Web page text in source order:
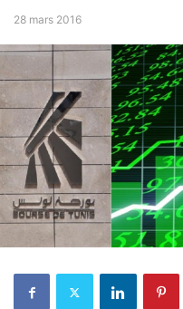
28 mars 2016